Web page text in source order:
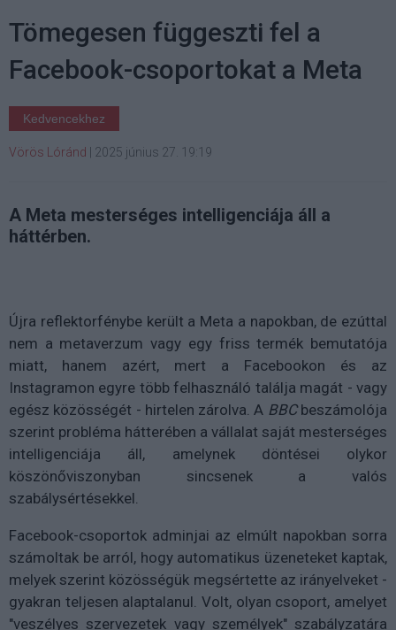
Tömegesen függeszti fel a
Facebook-csoportokat a Meta
Kedvencekhez
Vörös Lóránd 2025 június 27. 19:19
A Meta mesterséges intelligenciája áll a
háttérben.
Újra reflektorfénybe került a Meta a napokban, de ezúttal
nem a metaverzum vagy egy friss termék bemutatója
miatt, hanem azért, mert a Facebookon és az
Instagramon egyre több felhasználó találja magát - vagy
egész közösségét - hirtelen zárolva. A BBCbeszámolója
szerint probléma hátterében a vállalat saját mesterséges
intelligenciája áll, amelynek döntései olykor
köszönőviszonyban sincsenek a valós
szabálysértésekkel.
Facebook-csoportok adminjai az elmúlt napokban sorra
számoltak be arról, hogy automatikus üzeneteket kaptak,
melyek szerint közösségük megsértette az irányelveket -
gyakran teljesen alaptalanul. Volt, olyan csoport, amelyet
"veszélyes szervezetek vagy személyek" szabályzatára